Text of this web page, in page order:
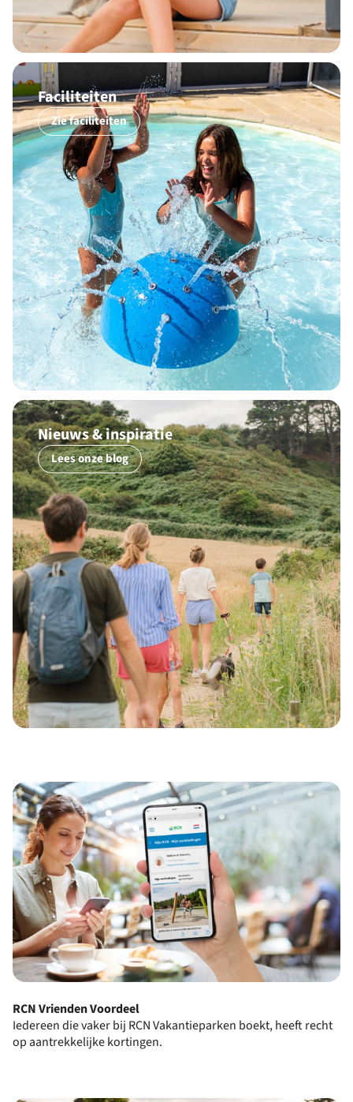
Faciliteiten
Zie faciliteiten
Nieuws & inspiratie
Lees onze blog
RCN Vrienden Voordeel
Iedereen die vaker bij RCN Vakantieparken boekt, heeft recht
op aantrekkelijke kortingen.